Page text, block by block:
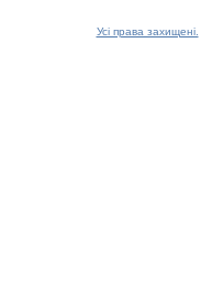
Усі права захищені.